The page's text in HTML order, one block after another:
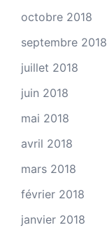
octobre 2018
septembre 2018
juillet 2018
juin 2018
mai 2018
avril 2018
mars 2018
février 2018
janvier 2018